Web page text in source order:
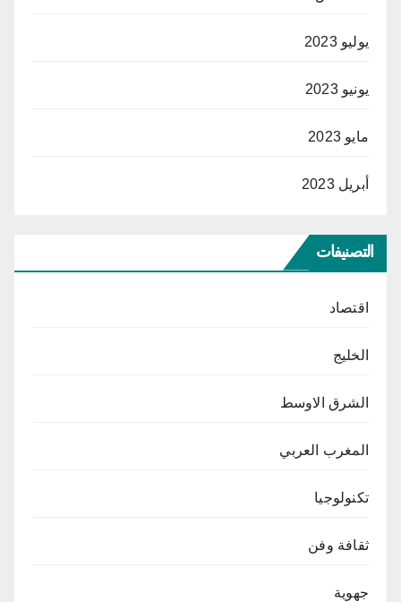
يوليو 2023
يونيو 2023
مايو 2023
أبريل 2023
التصنيفات
اقتصاد
الخليج
الشرق الاوسط
المغرب العربي
تكنولوجيا
ثقافة وفن
جهوية